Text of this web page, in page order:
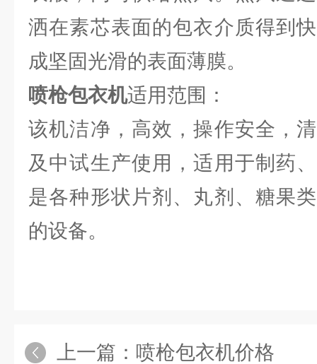
洒在素芯表面的包衣介质得到
成坚固光滑的表面薄膜。
喷枪包衣机适用范围：
该机洁净，高效，操作安全，
及中试生产使用，适用于制药
是各种形状片剂、丸剂、糖果
的设备。
上一篇： 喷枪包衣机价格